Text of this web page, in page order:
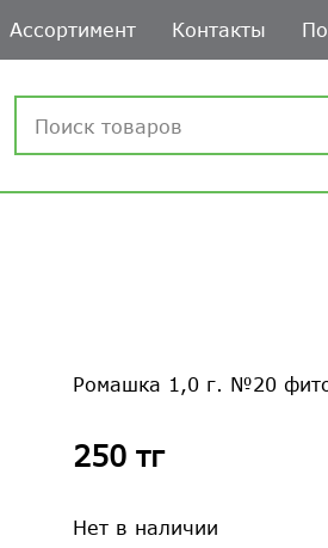
Ассортимент Контакты
Ромашка 1,0 г. №20
250 тг
Нет в наличии